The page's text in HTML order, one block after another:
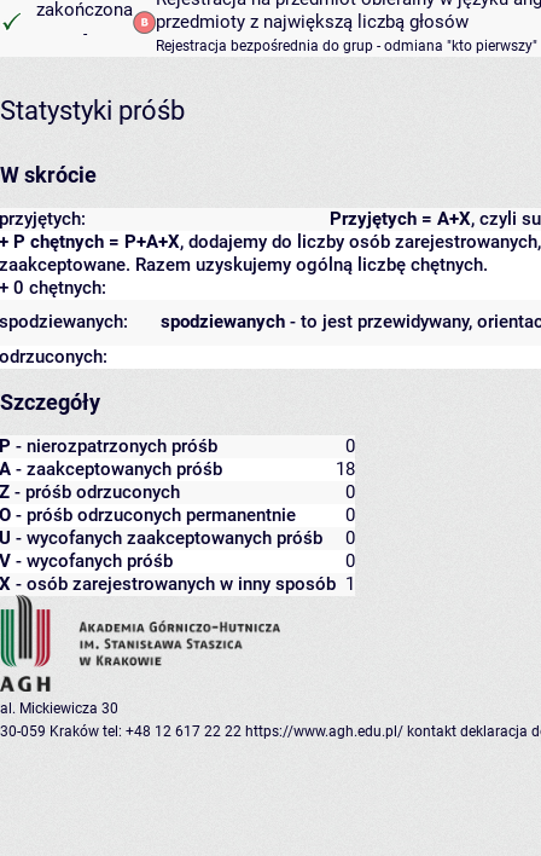
zakończona
-
przedmioty z największą liczbą głosów
Rejestracja bezpośrednia do grup - odmiana "kto pierwszy"
Statystyki próśb
W skrócie
Przyjętych = A+X, czyli
przyjętych:
+ P chętnych = P+A+X, dodajemy do liczby osób
zaakceptowane. Razem uzyskujemy ogólną liczbę chętnych.
+ 0 chętnych:
spodziewanych - to jest przewidywany,
spodziewanych:
odrzuconych:
Szczegóły
P - nierozpatrzonych próśb
0
A - zaakceptowanych próśb
18
Z - próśb odrzuconych
0
O - próśb odrzuconych permanentnie
0
U - wycofanych zaakceptowanych próśb
0
V - wycofanych próśb
0
X - osób zarejestrowanych w inny sposób 1
al. Mickiewicza 30
30-059 Kraków tel: +48 12 617 22 22 https://www.agh.edu.pl/ kontakt deklaracja